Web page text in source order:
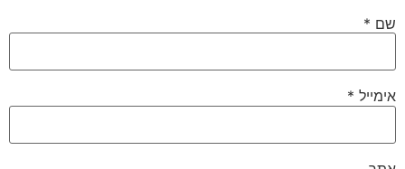
שם *
אימייל *